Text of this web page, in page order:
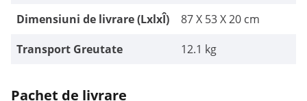
Dimensiuni de livrare (LxlxÎ)
87 X 53 X 20 cm
Transport Greutate
12.1 kg
Pachet de livrare